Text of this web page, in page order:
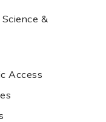
&
Access